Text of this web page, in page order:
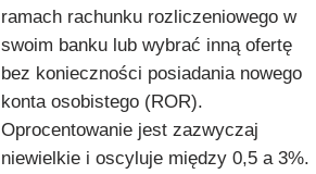
ramach rachunku rozliczeniowego w
swoim banku lub wybrać inną ofertę
bez konieczności posiadania nowego
konta osobistego (ROR).
Oprocentowanie jest zazwyczaj
niewielkie i oscyluje między 0,5 a 3%.